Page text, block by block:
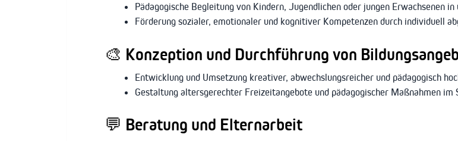
Pädagogische Begleitung von Kindern, Jugendlichen oder jungen Erwachsenen
Förderung sozialer, emotionaler und kognitiver Kompetenzen durch individuell
🎨 Konzeption und Durchführung von
Entwicklung und Umsetzung kreativer, abwechslungsreicher und pädagogisch
Gestaltung altersgerechter Freizeitangebote und pädagogischer Maßnahmen im
💬 Beratung und Elternarbeit